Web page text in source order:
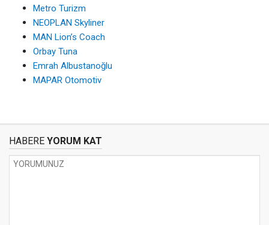
Metro Turizm
NEOPLAN Skyliner
MAN Lion’s Coach
Orbay Tuna
Emrah Albustanoğlu
MAPAR Otomotiv
HABERE YORUM KAT